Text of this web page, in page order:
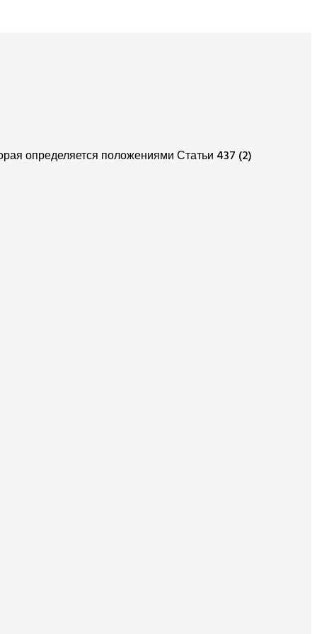
определяется положениями Статьи 437 (2)